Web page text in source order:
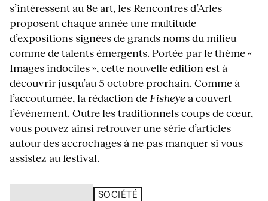
s’intéressent au 8e art, les Rencontres d’Arles
proposent chaque année une multitude
d’expositions signées de grands noms du milieu
comme de talents émergents. Portée par le thème «
Images indociles », cette nouvelle édition est à
découvrir jusqu’au 5 octobre prochain. Comme à
l’accoutumée, la rédaction de Fisheye a couvert
l’événement. Outre les traditionnels coups de cœur,
vous pouvez ainsi retrouver une série d’articles
autour des accrochages à ne pas manquer si vous
assistez au festival.
SOCIÉTÉ